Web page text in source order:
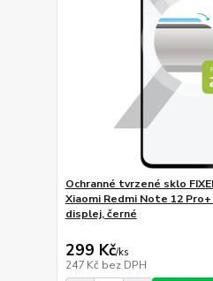
Ochranné tvrzené sklo
Xiaomi Redmi Note 12
displej, černé
299 Kč/ks
247 Kč bez DPH